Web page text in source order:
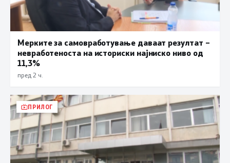
Мерките за самовработување даваат резултат –
невработеноста на историски најниско ниво од
11,3%
пред 2 ч.
ПРИЛОГ